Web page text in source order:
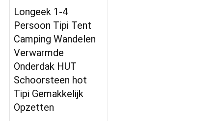
Longeek 1-4
Persoon Tipi Tent
Camping Wandelen
Verwarmde
Onderdak HUT
Schoorsteen hot
Tipi Gemakkelijk
Opzetten